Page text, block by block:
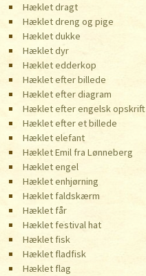
Hæklet dragt
Hæklet dreng og pige
Hæklet dukke
Hæklet dyr
Hæklet edderkop
Hæklet efter billede
Hæklet efter diagram
Hæklet efter engelsk opskrift
Hæklet efter et billede
Hæklet elefant
Hæklet Emil fra Lønneberg
Hæklet engel
Hæklet enhjørning
Hæklet faldskærm
Hæklet får
Hæklet festival hat
Hæklet fisk
Hæklet fladfisk
Hæklet flag